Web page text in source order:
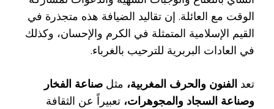
الوقت مع العائلة. إن تقاليد الضيافة هذه متجذرة في
القيم الإسلامية المتمثلة في الكرم والإحسان، وكذلك
في العادات البربرية للترحيب بالغرباء.
تعد الفنون والحرف المغربية، مثل صناعة الفخار
وصناعة السجاد والمجوهرات، تعبيراً عن الثقافة